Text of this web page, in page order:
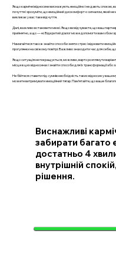
Якщо кармічні відносини виснажують емоційно і не дають спокою,
почуття і зрозуміти, що емоційний дискомфорт є сигналом, який
викликає у вас таке відчуття.
Далі, важливо встановити межі. Якщо ви відчуваєте, що ваш
прийнятно, а що — ні. Відкритий діалог може допомогти вам обом
Намагайтеся також знайти способи зняти стрес і відновити
прогулянки на свіжому повітрі. Важливо знаходити час для себе,
Якщо ситуація не покращується, можливо, варто розглянути
місце в цих відносинах і знайти способи для їх трансформації або
Не бійтеся ставити під сумнів необхідність таких відносин у
можете витримувати емоційний тягар. Пам’ятайте, що ваше
Виснажливі
забирати багато
достатньо 4
внутрішній
рішення.